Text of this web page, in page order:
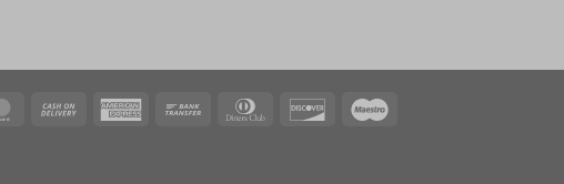
MasterCardCash
American Bank
Dinners
Discover